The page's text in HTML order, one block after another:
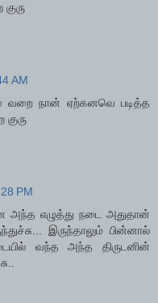
AM
வறை நான் ஏற்கனவெ படித்த
PM
அந்த எழுத்து நடை அதுதான்
இருந்தாலும் பின்னால்
வந்த அந்த திருடனின்